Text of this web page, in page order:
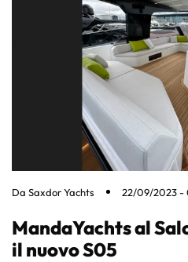
Da Saxdor Yachts 22/09/2023 -
MandaYachts al
il nuovo S05